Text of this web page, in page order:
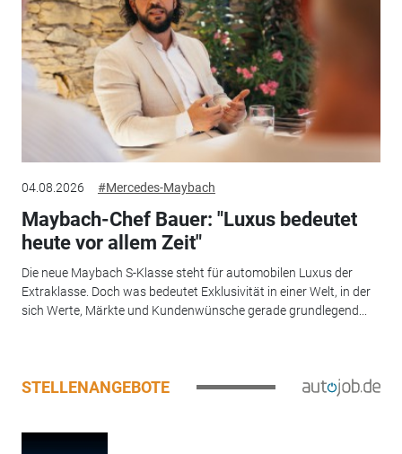
04.08.2026 #Mercedes-Maybach
Maybach-Chef Bauer: "Luxus bedeutet
heute vor allem Zeit"
Die neue Maybach S-Klasse steht für automobilen Luxus der
Extraklasse. Doch was bedeutet Exklusivität in einer Welt, in der
sich Werte, Märkte und Kundenwünsche gerade grundlegend...
STELLENANGEBOTE